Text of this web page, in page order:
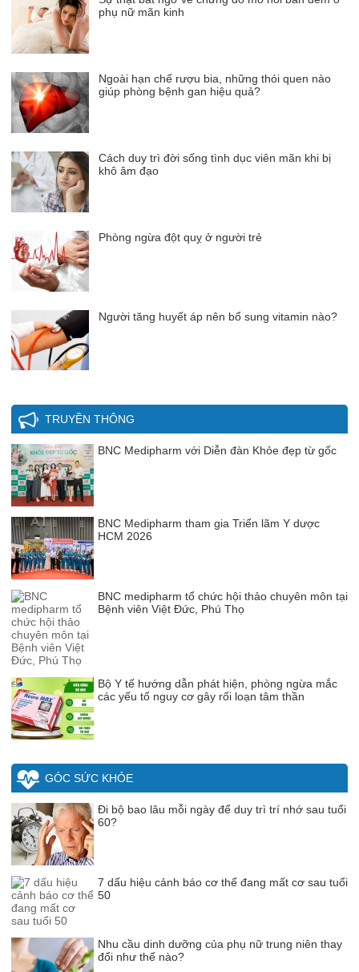
phụ nữ mãn kinh
Ngoài hạn chế rượu bia, những thói quen nào
giúp phòng bệnh gan hiệu quả?
Cách duy trì đời sống tình dục viên mãn khi bị
khô âm đạo
Phòng ngừa đột quỵ ở người trẻ
Người tăng huyết áp nên bổ sung vitamin nào?
TRUYỀN THÔNG
BNC Medipharm với Diễn đàn Khỏe đẹp từ gốc
BNC Medipharm tham gia Triển lãm Y dược
HCM 2026
BNC medipharm tổ chức hội thảo chuyên môn tại
Bệnh viên Việt Đức, Phú Thọ
Bộ Y tế hướng dẫn phát hiện, phòng ngừa mắc
các yếu tố nguy cơ gây rối loạn tâm thần
GÓC SỨC KHỎE
Đi bộ bao lâu mỗi ngày để duy trì trí nhớ sau tuổi
60?
7 dấu hiệu cảnh báo cơ thể đang mất cơ sau tuổi
50
Nhu cầu dinh dưỡng của phụ nữ trung niên thay
đổi như thế nào?